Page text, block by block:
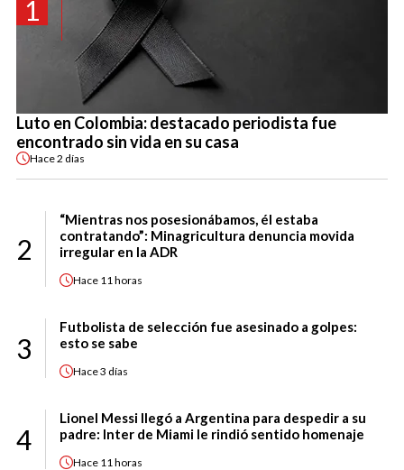
1
Luto en Colombia: destacado periodista fue
encontrado sin vida en su casa
Hace2 días
2
“Mientras nos posesionábamos, él estaba
contratando”: Minagricultura denuncia movida
irregular en la ADR
Hace 11 horas
3
Futbolista de selección fue asesinado a golpes:
esto se sabe
Hace3 días
4
Lionel Messi llegó a Argentina para despedir a su
padre: Inter de Miami le rindió sentido homenaje
Hace 11 horas